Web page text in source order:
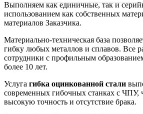
Выполняем как единичные, так и
использованием как собственных
материалов Заказчика.
Материально-техническая база
гибку любых металлов и сплавов. Все
сотрудники с профильным
более 10 лет.
Услуга гибка оцинкованной стали
современных гибочных станках с ЧПУ,
высокую точность и отсутствие брака.